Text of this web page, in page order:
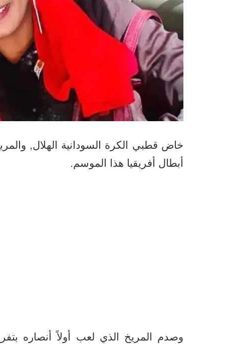
خاض قطبي الكرة السودانية الهلال,
أبطال أفريقيا هذا الموسم.
وصدم المريخ الذي لعب أولاً أنصاره